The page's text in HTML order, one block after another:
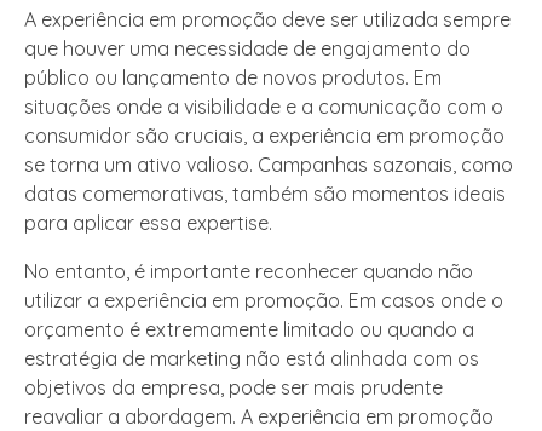
A experiência em promoção deve ser utilizada sempre
que houver uma necessidade de engajamento do
público ou lançamento de novos produtos. Em
situações onde a visibilidade e a comunicação com o
consumidor são cruciais, a experiência em promoção
se torna um ativo valioso. Campanhas sazonais, como
datas comemorativas, também são momentos ideais
para aplicar essa expertise.
No entanto, é importante reconhecer quando não
utilizar a experiência em promoção. Em casos onde o
orçamento é extremamente limitado ou quando a
estratégia de marketing não está alinhada com os
objetivos da empresa, pode ser mais prudente
reavaliar a abordagem. A experiência em promoção